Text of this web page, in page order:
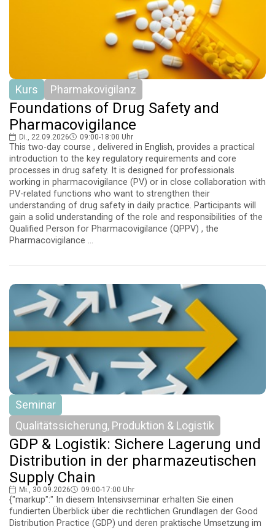
Kurs Pharmakovigilanz
Foundations of Drug Safety and
Pharmacovigilance
Di., 22.09.2026 09:00-18:00 Uhr
This two-day course , delivered in English, provides a practical
introduction to the key regulatory requirements and core
processes in drug safety. It is designed for professionals
working in pharmacovigilance (PV) or in close collaboration with
PV-related functions who want to strengthen their
understanding of drug safety in daily practice. Participants will
gain a solid understanding of the role and responsibilities of the
Qualified Person for Pharmacovigilance (QPPV) , the
Pharmacovigilance ...
Seminar
Qualitätssicherung, Produktion & Logistik
GDP & Logistik: Sichere Lagerung und
Distribution in der pharmazeutischen
Supply Chain
Mi., 30.09.2026 09:00-17:00 Uhr
{"markup":" In diesem Intensivseminar erhalten Sie einen
fundierten Überblick über die rechtlichen Grundlagen der Good
Distribution Practice (GDP) und deren praktische Umsetzung im